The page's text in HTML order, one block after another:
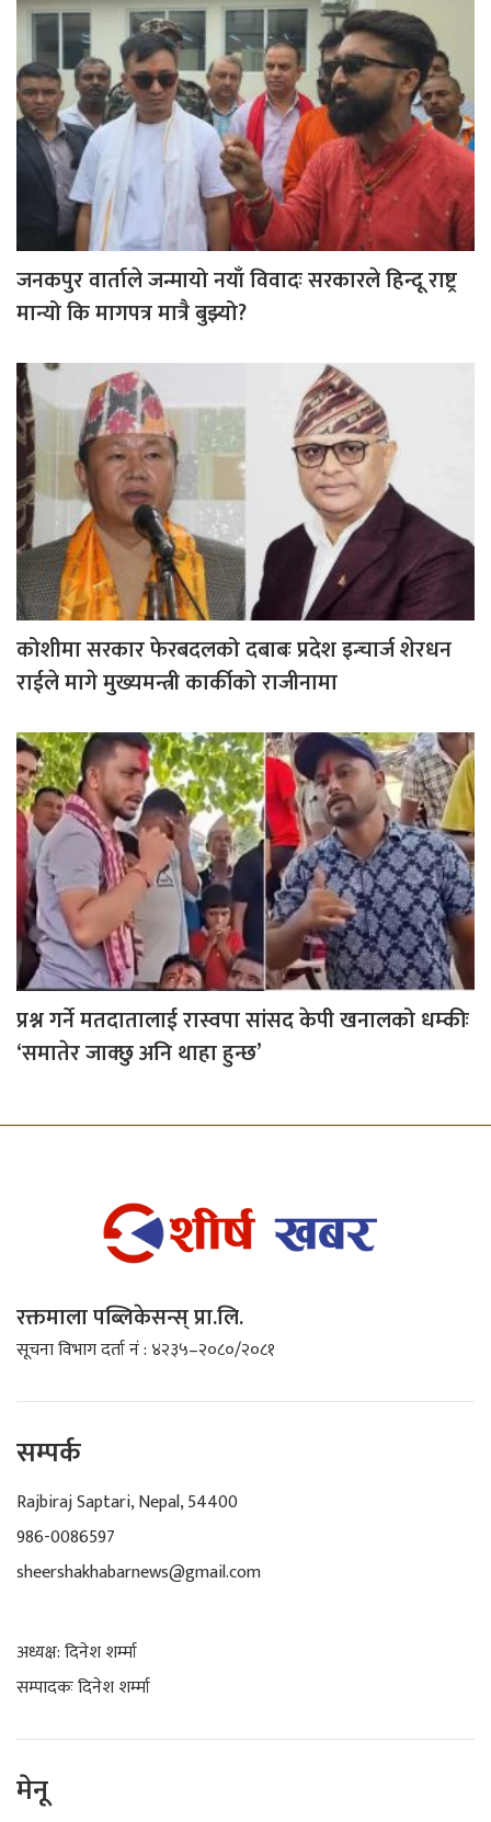
जनकपुर वार्ताले जन्मायो नयाँ विवादः सरकारले हिन्दू राष्ट्र
मान्यो कि मागपत्र मात्रै बुझ्यो?
कोशीमा सरकार फेरबदलको दबाबः प्रदेश इन्चार्ज शेरधन
राईले मागे मुख्यमन्त्री कार्कीको राजीनामा
प्रश्न गर्ने मतदातालाई रास्वपा सांसद केपी खनालको धम्कीः
‘समातेर जाक्छु अनि थाहा हुन्छ’
रक्तमाला पब्लिकेसन्स् प्रा.लि.
सूचना विभाग दर्ता नं : ४२३५–२०८०/२०८१
सम्पर्क
Rajbiraj Saptari, Nepal, 54400
986-0086597
sheershakhabarnews@gmail.com
अध्यक्ष: दिनेश शर्म्मा
सम्पादकः दिनेश शर्म्मा
मेनू